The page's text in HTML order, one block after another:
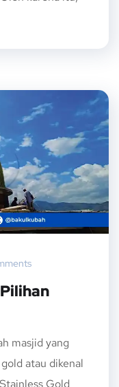
masjid yang
atau dikenal
Gold